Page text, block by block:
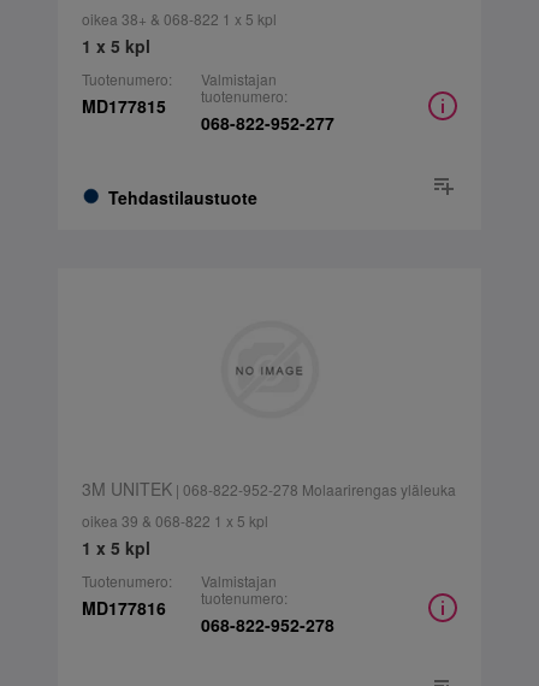
oikea 38+ & 068-822 1 x 5 kpl
1 x 5 kpl
Tuotenumero:
MD177815
Tehdastilaustuote
Valmistajan
tuotenumero:
068-822-952-277
3M UNITEK| 068-822-952-278 Molaarirengas yläleuka
oikea 39 & 068-822 1 x 5 kpl
1 x 5 kpl
Tuotenumero:
MD177816
Valmistajan
tuotenumero:
068-822-952-278